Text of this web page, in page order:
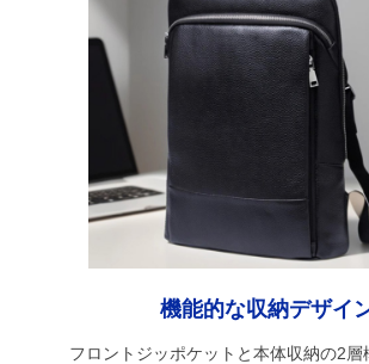
機能的な収納デザイ
フロントジッポケットと本体収納の2層